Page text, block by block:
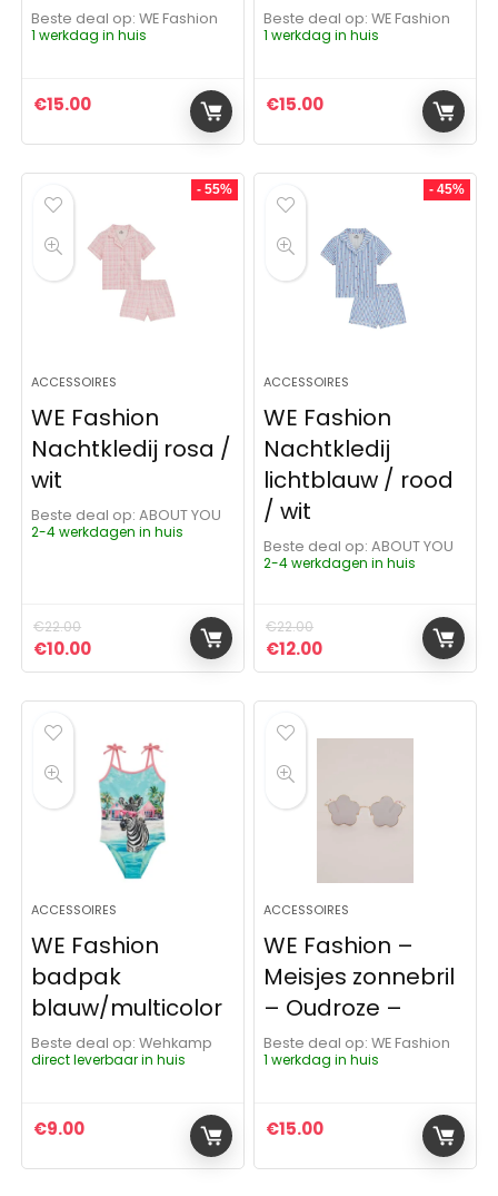
Beste deal op:
WE Fashion
1 werkdag in huis
€15.00
Beste deal op:
WE Fashion
1 werkdag in huis
€15.00
- 55%
ACCESSOIRES
WE Fashion
Nachtkledij rosa /
wit
Beste deal op:
ABOUT YOU
2-4 werkdagen in huis
€22.00
Oorspronkelijke prijs was: €22.00.
€10.00Huidige prijs is: €10.00.
- 45%
ACCESSOIRES
WE Fashion
Nachtkledij
lichtblauw / rood
/ wit
Beste deal op:
ABOUT YOU
2-4 werkdagen in huis
€22.00
Oorspronkelijke prijs was:
€12.00Huidige prijs is:
ACCESSOIRES
WE Fashion
badpak
blauw/multicolor
Beste deal op:
Wehkamp
direct leverbaar in huis
€9.00
ACCESSOIRES
WE Fashion –
Meisjes zonnebril
– Oudroze –
Beste deal op:
WE Fashion
1 werkdag in huis
€15.00